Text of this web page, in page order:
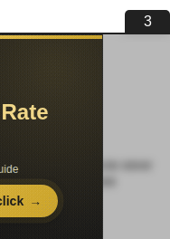
3
частично) или иное
разрешения